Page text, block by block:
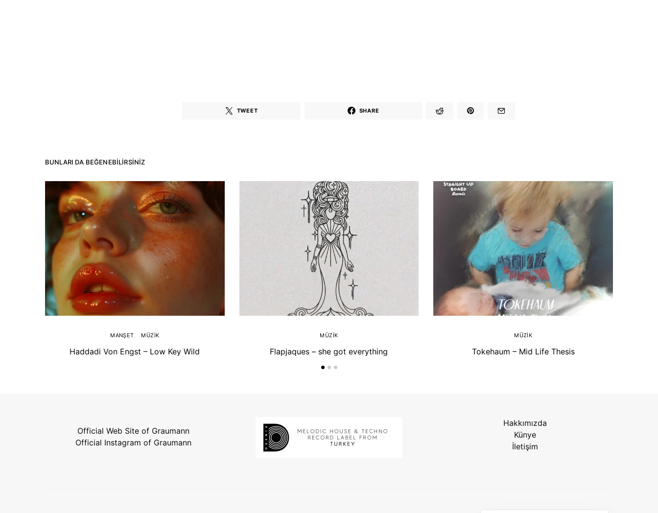
TWEET SHARE
BUNLARI DA BEĞENEBILIRSINIZ
MANŞET MÜZIK
Haddadi Von Engst – Low Key Wild
MÜZIK
Flapjaques – she got everything
MÜZIK
Tokehaum – Mid Life Thesis
Official Web Site of Graumann
Official Instagram of Graumann
Hakkımızda
Künye
İletişim